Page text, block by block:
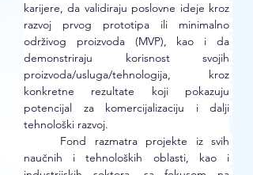
karijere, da validiraju poslovne ideje kroz
razvoj prvog prototipa ili minimalno
održivog proizvoda (MVP), kao i da
demonstriraju korisnost svojih
proizvoda/usluga/tehnologija, kroz
konkretne rezultate koji pokazuju
potencijal za komercijalizaciju i dalji
tehnološki razvoj.
Fond razmatra projekte iz svih
naučnih i tehnoloških oblasti, kao i